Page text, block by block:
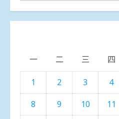
聞
分
一 二 三 四
1 2 3 4
8
9 10 11